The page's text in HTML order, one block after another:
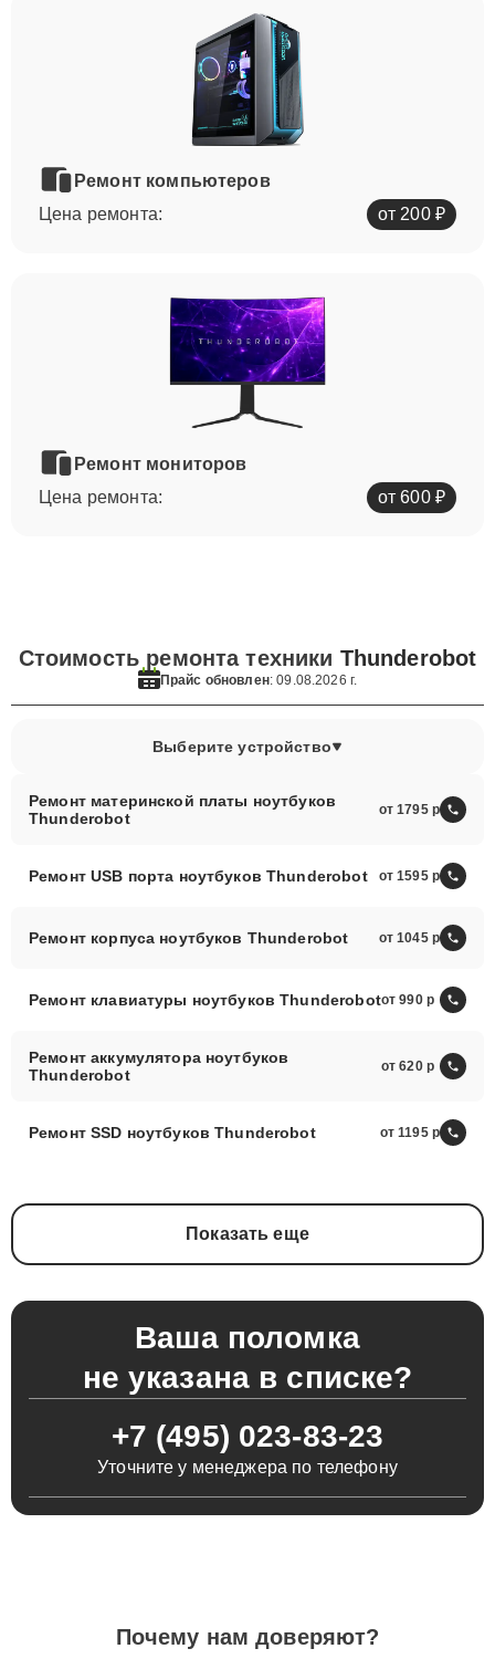
Ремонт компьютеров
Цена ремонта:
от 200 ₽
Ремонт мониторов
Цена ремонта:
от 600 ₽
Стоимость ремонта техники Thunderobot
Прайс обновлен: 09.08.2026 г.
Выберите устройство
Ремонт материнской платы ноутбуков
Thunderobot
от 1795
Ремонт USB порта ноутбуков Thunderobot от 1595
Ремонт корпуса ноутбуков Thunderobot от 1045
Ремонт клавиатуры ноутбуков Thunderobotот 990
Ремонт аккумулятора ноутбуков
Thunderobot
от 620
Ремонт SSD ноутбуков Thunderobot от 1195
Показать еще
Ваша поломка
не указана в списке?
+7 (495) 023-83-23
Уточните у менеджера по телефону
Почему нам доверяют?